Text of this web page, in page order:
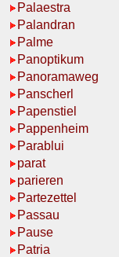
Palaestra
Palandran
Palme
Panoptikum
Panoramaweg
Panscherl
Papenstiel
Pappenheim
Parablui
parat
parieren
Partezettel
Passau
Pause
Patria